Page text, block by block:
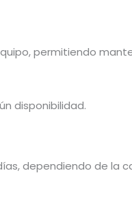
permitiendo
disponibilidad.
dependiendo de la